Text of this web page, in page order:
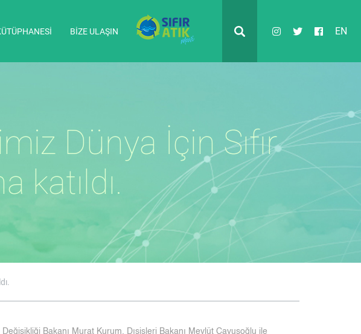
EN
BİZE ULAŞIN
Dünya İçin Sıfır
katıldı.
Bakanı Murat Kurum, Dışişleri Bakanı Mevlüt Çavuşoğlu ile